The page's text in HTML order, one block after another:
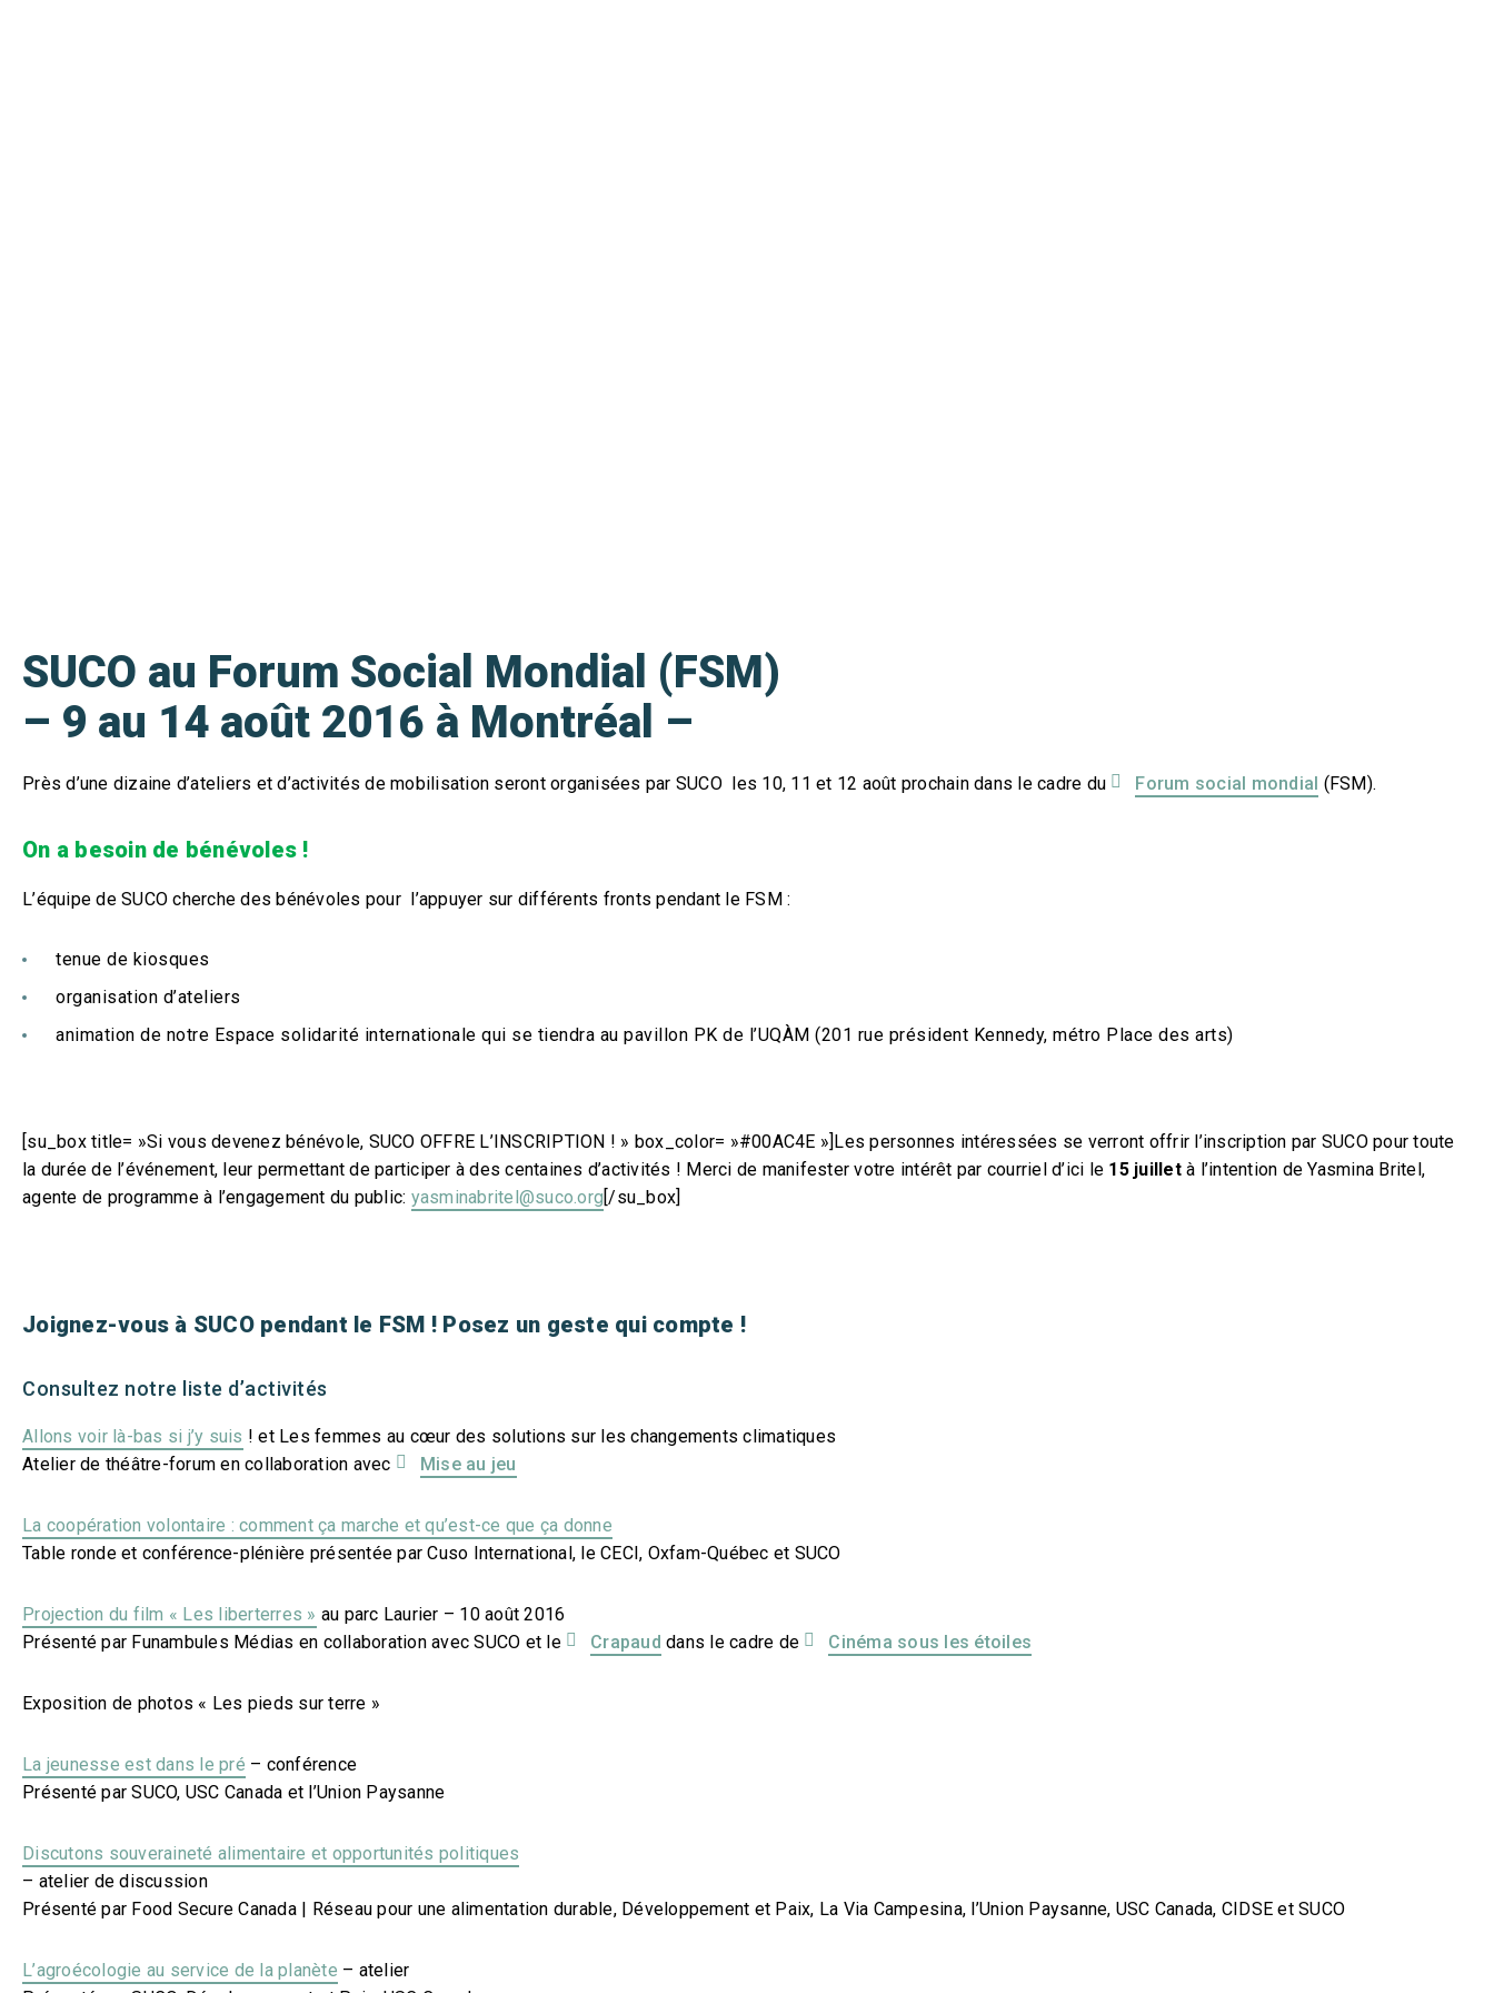
SUCO au Forum Social Mondial (FSM)
– 9 au 14 août 2016 à Montréal –
Près d’une dizaine d’ateliers et d’activités de mobilisation seront organisées par SUCO les 10, 11 et 12 août prochain dans le cadre du Forum social mondial (FSM).
On a besoin de bénévoles !
L’équipe de SUCO cherche des bénévoles pour l’appuyer sur différents fronts pendant le FSM :
tenue de kiosques
organisation d’ateliers
animation de notre Espace solidarité internationale qui se tiendra au pavillon PK de l’UQÀM (201 rue président Kennedy, métro Place des arts)
[su_box title= »Si vous devenez bénévole, SUCO OFFRE L’INSCRIPTION ! » box_color= »#00AC4E »]Les personnes intéressées se verront offrir l’inscription par SUCO pour toute
la durée de l’événement, leur permettant de participer à des centaines d’activités ! Merci de manifester votre intérêt par courriel d’ici le 15 juilletà l’intention de Yasmina Britel,
agente de programme à l’engagement du public: yasminabritel@suco.org[/su_box]
Joignez-vous à SUCO pendant le FSM ! Posez un geste qui compte !
Consultez notre liste d’activités
Allons voir là-bas si j’y suis ! et Les femmes au cœur des solutions sur les changements climatiques
Atelier de théâtre-forum en collaboration avec
Mise au jeu
La coopération volontaire : comment ça marche et qu’est-ce que ça donne
Table ronde et conférence-plénière présentée par Cuso International, le CECI, Oxfam-Québec et SUCO
Projection du film « Les liberterres » au parc Laurier – 10 août 2016
Présenté par Funambules Médias en collaboration avec SUCO et le
Crapaud dans le cadre de Cinéma sous les étoiles
Exposition de photos « Les pieds sur terre »
La jeunesse est dans le pré – conférence
Présenté par SUCO, USC Canada et l’Union Paysanne
Discutons souveraineté alimentaire et opportunités politiques
– atelier de discussion
Présenté par Food Secure Canada | Réseau pour une alimentation durable, Développement et Paix, La Via Campesina, l’Union Paysanne, USC Canada, CIDSE et SUCO
L’agroécologie au service de la planète – atelier